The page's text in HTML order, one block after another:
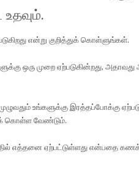
என்று குறித்துக் கொள்ளுங்கள்.
ஒரு முறை ஏற்படுகின்றது, அதாவது
உங்களுக்கு இரத்தப்போக்கு
கொள்ள வேண்டும்.
எத்தனை ஏற்பட்டுள்ளது என்பதை